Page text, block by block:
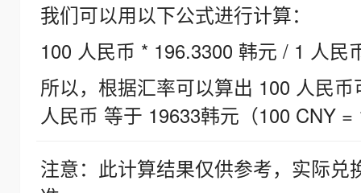
我们可以用以下公式进行计算：
100 人民币 * 196.3300 韩元 / 1 人民
所以，根据汇率可以算出 100 人民
人民币 等于 19633韩元（100 CNY =
注意：此计算结果仅供参考，实际